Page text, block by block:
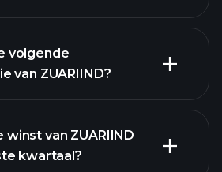
ZUARIIND financiële
volgende
van ZUARIIND?
van ZUARIIND
kwartaal?